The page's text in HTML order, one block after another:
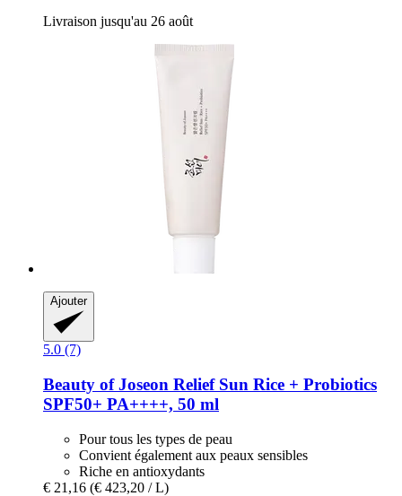
Livraison jusqu'au 26 août
Ajouter
5.0 (7)
Beauty of Joseon Relief Sun Rice + Probiotics
SPF50+ PA++++, 50 ml
Pour tous les types de peau
Convient également aux peaux sensibles
Riche en antioxydants
€ 21,16 (€ 423,20 / L)